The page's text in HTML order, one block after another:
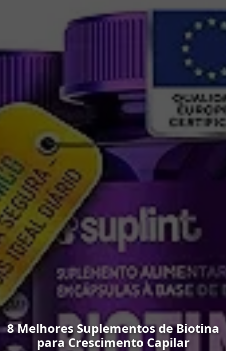
8 Melhores Suplementos de Biotina
para Crescimento Capilar